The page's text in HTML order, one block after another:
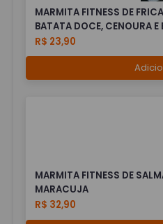
MARMITA FITNESS DE
BATATA DOCE, CENOURA E
R$ 23,90
MARMITA FITNESS DE
MARACUJA
R$ 32,90